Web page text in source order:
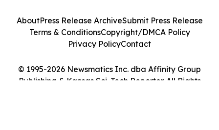
© 1995-2026 Newsmatics Inc. dba Affinity Group
Publishing & Kansas Sci-Tech Reporter. All Rights
AboutPress Release ArchiveSubmit Press Release
Terms & ConditionsCopyright/DMCA Policy
Privacy PolicyContact